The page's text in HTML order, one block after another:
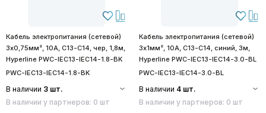
Кабель электропитания (сетевой)
3х0,75мм², 10А, C13-C14, чер, 1,8м,
Hyperline PWC-IEC13-IEC14-1.8-BK
PWC-IEC13-IEC14-1.8-BK
В наличии 3 шт.
В наличии у партнеров: 0 шт
Кабель электропитания (сетевой)
3х1мм², 10А, C13-C14, синий, 3м,
Hyperline PWC-IEC13-IEC14-3.0-BL
PWC-IEC13-IEC14-3.0-BL
В наличии 4 шт.
В наличии у партнеров: 0 шт